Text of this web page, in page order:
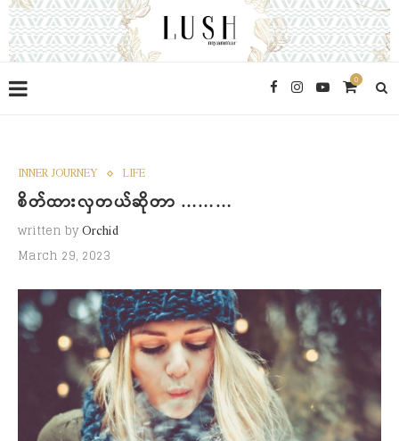
0
INNER JOURNEY LIFE
စိတ်ထားလှတယ်ဆိုတာ ………
written byOrchid
March 29, 2023